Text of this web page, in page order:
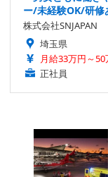
ー/未経験OK/研
株式会社SNJAPAN
埼玉県
月給33万円～50
正社員